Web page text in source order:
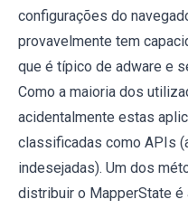
configurações do
provavelmente tem
que é típico de adware e
Como a maioria dos
acidentalmente estas
classificadas como APIs
indesejadas). Um dos
distribuir o MapperState